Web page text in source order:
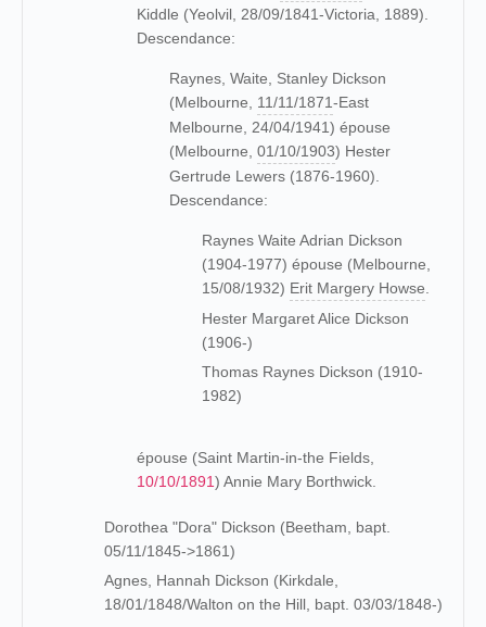
Kiddle (Yeolvil, 28/09/1841-Victoria, 1889).
Descendance:
Raynes, Waite, Stanley Dickson
(Melbourne, 11/11/1871-East
Melbourne, 24/04/1941) épouse
(Melbourne, 01/10/1903) Hester
Gertrude Lewers (1876-1960).
Descendance:
Raynes Waite Adrian Dickson
(1904-1977) épouse (Melbourne,
15/08/1932) Erit Margery Howse
Hester Margaret Alice Dickson
(1906-)
Thomas Raynes Dickson (1910-
1982)
épouse (Saint Martin-in-the Fields,
10/10/1891) Annie Mary Borthwick.
Dorothea "Dora" Dickson (Beetham, bapt.
05/11/1845->1861)
Agnes, Hannah Dickson (Kirkdale,
18/01/1848/Walton on the Hill, bapt. 03/03/1848-)